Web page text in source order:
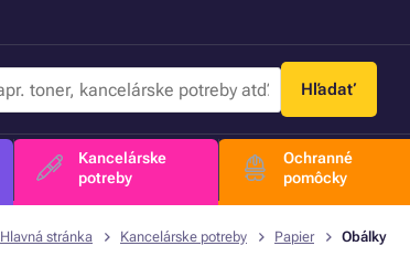
Hľadať
Kancelárske
potreby
Ochranné
pomôcky
Hlavná stránka Kancelárske potreby Papier Obálky